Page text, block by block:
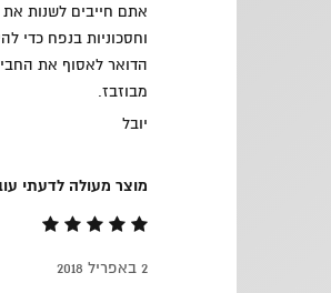
אתם חייבים לשנות
וחסכוניות בנפח כדי
הדואר לאסוף את
מבוזבז.
יובל
מוצר מעולה לדעתי
2 באפריל 2018